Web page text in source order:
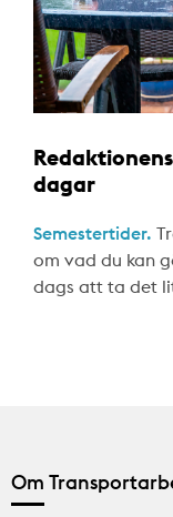
dagar
Semestertider.
om vad du kan
dags att ta det
Om